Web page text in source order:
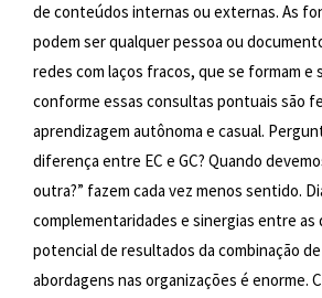
de conteúdos internas ou externas. As
podem ser qualquer pessoa ou
redes com laços fracos, que se formam e
conforme essas consultas pontuais são
aprendizagem autônoma e casual.
diferença entre EC e GC? Quando
outra?” fazem cada vez menos sentido.
complementaridades e sinergias entre as
potencial de resultados da combinação de
abordagens nas organizações é enorme.